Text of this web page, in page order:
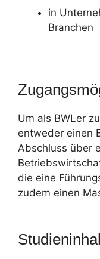
in
Branchen
Um als BWLer
entweder einen
Abschluss über
die eine
zudem einen